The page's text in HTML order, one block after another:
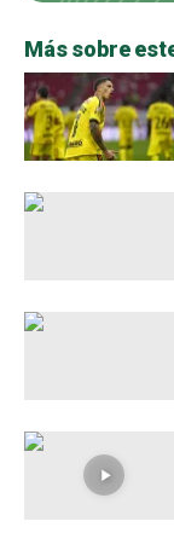
Más sobre